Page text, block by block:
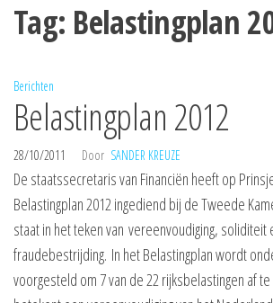
Tag: Belastingplan
Berichten
Belastingplan 2012
28/10/2011 Door SANDER KREUZE
De staatssecretaris van Financiën heeft op
Belastingplan 2012 ingediend bij de Tweede
staat in het teken van vereenvoudiging, soliditeit
fraudebestrijding. In het Belastingplan wordt
voorgesteld om 7 van de 22 rijksbelastingen af